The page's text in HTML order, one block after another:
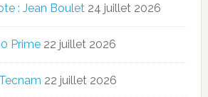
: Jean Boulet 24 juillet 2026
Prime 22 juillet 2026
22 juillet 2026